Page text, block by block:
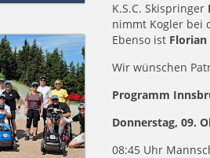
K.S.C. Skispringer
nimmt Kogler bei
Ebenso ist Florian
Wir wünschen
Programm
Donnerstag, 09.
08:45 Uhr